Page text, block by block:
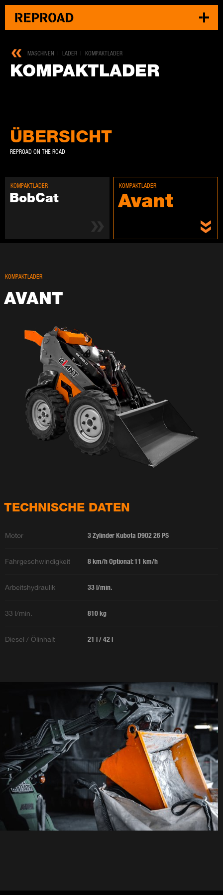
MASCHINEN LADER KOMPAKTLADER
KOM­PAKT­LA­DER
ÜBERSICHT
REPROAD ON THE ROAD
KOM­PAKT­LA­DER
Bob­Cat
KOM­PAKT­LA­DER
Avant
KOM­PAKT­LA­DER
AVANT
TECHNISCHE DATEN
Motor 3 Zylinder Kubota D902 26 PS
Fahrgeschwindigkeit 8 km/h Optional: 11 km/h
Arbeitshydraulik 33 l/min.
33 l/min. 810 kg
Diesel / Ölinhalt 21 l / 42 l